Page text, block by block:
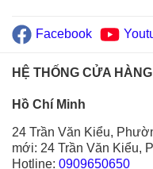
Facebook
HỆ THỐNG CỬA HÀNG
Hồ Chí Minh
24 Trần Văn Kiểu,
mới: 24 Trần Văn Kiểu,
Hotline: 0909650650